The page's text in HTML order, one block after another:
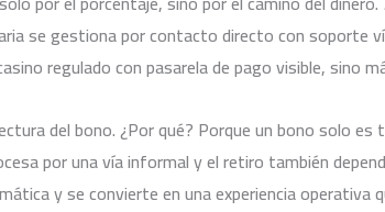
se gestiona por contacto directo con soporte
regulado con pasarela de pago visible, sino
del bono. ¿Por qué? Porque un bono solo
por una vía informal y el retiro también
y se convierte en una experiencia operativa